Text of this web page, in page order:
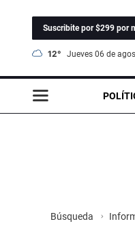
Suscribite por $299 por
12° jueves 06 de
Búsqueda